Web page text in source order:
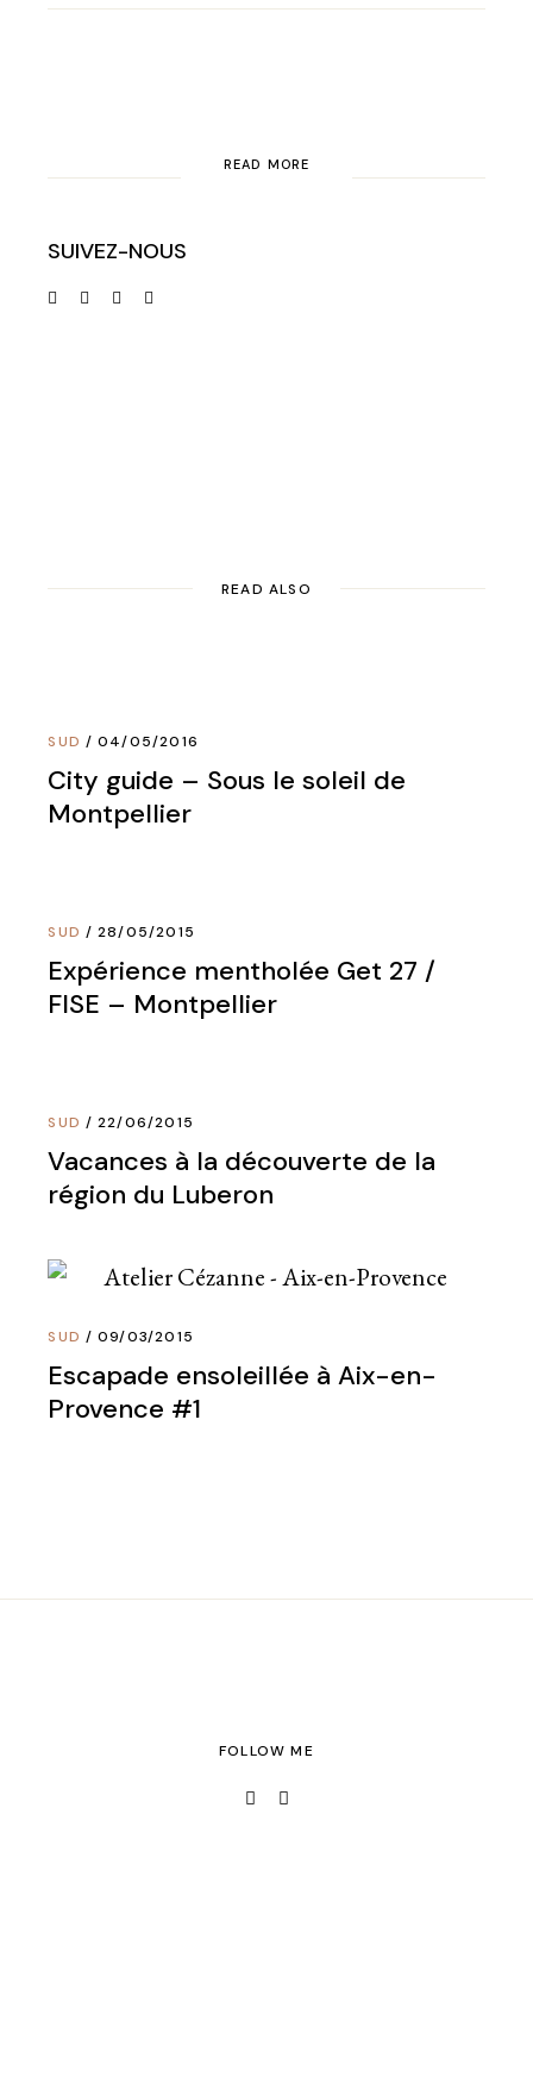
READ MORE
SUIVEZ-NOUS
READ ALSO
SUD 04/05/2016
City guide – Sous le soleil de
Montpellier
SUD 28/05/2015
Expérience mentholée Get 27 /
FISE – Montpellier
SUD 22/06/2015
Vacances à la découverte de la
région du Luberon
SUD 09/03/2015
Escapade ensoleillée à Aix-en-
Provence #1
FOLLOW ME